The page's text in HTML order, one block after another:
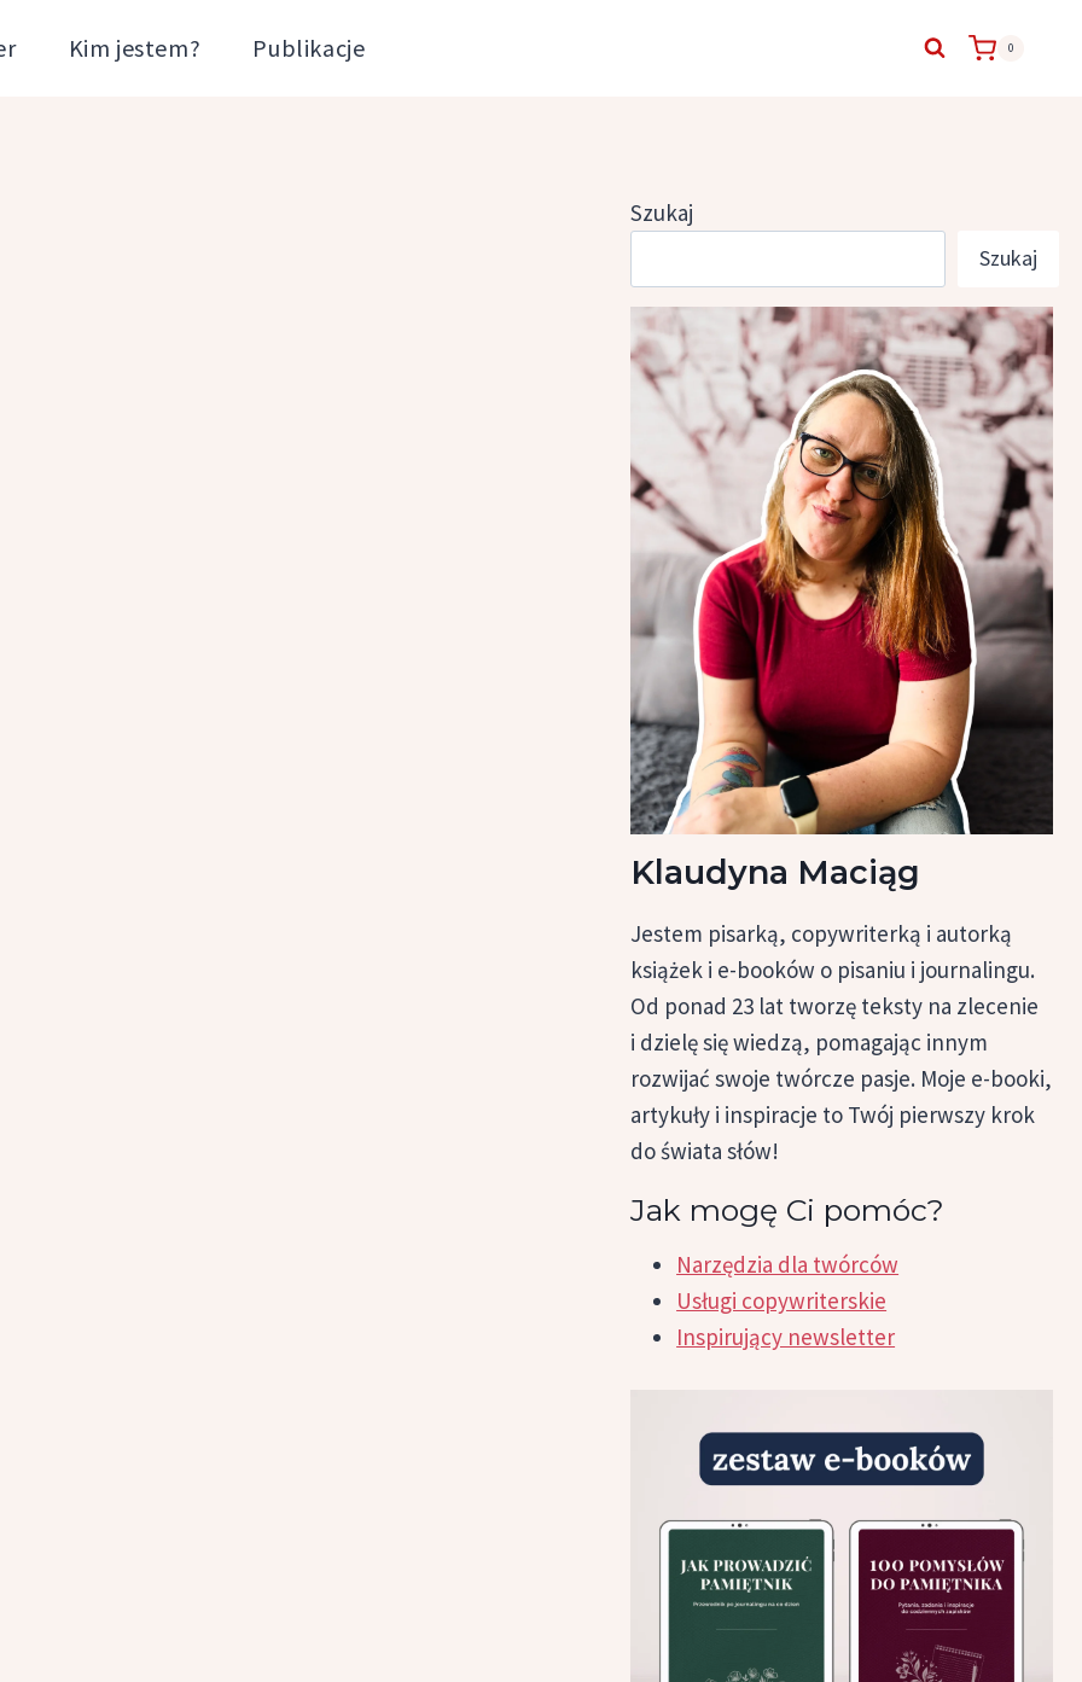
Kim jestem? Publikacje 0
Szukaj
Szukaj
Klaudyna Maciąg
Jestem pisarką, copywriterką i autorką
książek i e-booków o pisaniu i journalingu.
Od ponad 23 lat tworzę teksty na zlecenie
i dzielę się wiedzą, pomagając innym
rozwijać swoje twórcze pasje. Moje e-booki,
artykuły i inspiracje to Twój pierwszy krok
do świata słów!
Jak mogę Ci pomóc?
Narzędzia dla twórców
Usługi copywriterskie
Inspirujący newsletter